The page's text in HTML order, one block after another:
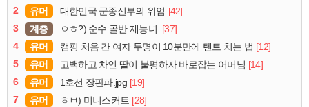
2
유머 대한민국 군종신부의 위엄 [42]
3
계층 ㅇㅎ?) 순수 골반 재능녀. [37]
4
유머 캠핑 처음 간 여자 두명이 10분만에 텐트 치는 법 [12]
5
유머 고백하고 차인 딸이 불평하자 바로잡는 어머님 [14]
6
유머 1호선 장판파.jpg [19]
7
유머 ㅎㅂ) 미니스커트 [28]